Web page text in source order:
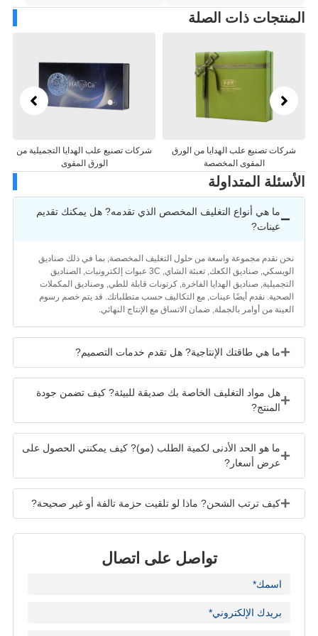
ذات الصلة
شركات تصنيع علب الهدايا التجميلية من
الورق المقوى
مصنعي علب تغليف الهدايا الورقية
المتداولة
ما هي أنواع التغليف المخصص الذي تقدمه? هل يمكنك تقديم
عينات?
نقدم مجموعة واسعة من حلول التغليف المخصصة, بما في ذلك صناديق
الويسكي, صناديق الكعك, تعبئة الشاي, 3C عبوات إلكترونيات, الصناديق
صناديق الهدايا الفاخرة, كرتونات قابلة للطي, وصناديق المكملات
نقدم أيضًا عينات, مع التكاليف حسب متطلباتك. قد يتم خصم رسوم
من أوامر بالجملة, ضمان الاتساق مع الإنتاج النهائي.
ما هي طاقتك الإنتاجية? هل تقدم خدمات التصميم?
هل مواد التغليف الخاصة بك صديقة للبيئة? كيف تضمن جودة
المنتج?
ما هو الحد الأدنى لكمية الطلب (مو)? كيف يمكنني الحصول على
عرض أسعار?
كيف ترتب الشحن? ماذا لو تلقيت حزمة تالفة أو غير صحيحة?
تواصل على اتصال